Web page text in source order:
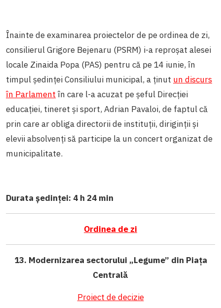
Înainte de examinarea proiectelor de pe ordinea de zi,
consilierul Grigore Bejenaru (PSRM) i-a reproșat alesei
locale Zinaida Popa (PAS) pentru că pe 14 iunie, în
timpul ședinței Consiliului municipal, a ținut un discurs
în Parlamentîn care l-a acuzat pe șeful Direcției
educației, tineret și sport, Adrian Pavaloi, de faptul că
prin care ar obliga directorii de instituții, diriginții și
elevii absolvenți să participe la un concert organizat de
municipalitate.
Durata ședinței: 4 h 24 min
Ordinea de zi
13. Modernizarea sectorului „Legume” din Piața
Centrală
Proiect de decizie